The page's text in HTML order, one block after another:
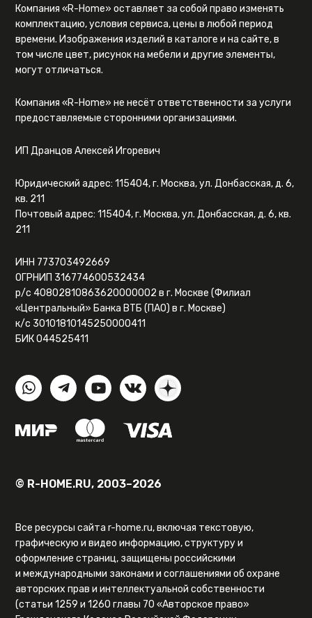
Компания «R-Home» оставляет за собой право изменять
комплектацию, условия сервиса, цены в любой период
времени. Изображения изделий в каталоге и на сайте, в
том числе цвет, рисунок на мебели и другие элементы,
могут отличаться.
Компания «R-Home» не несёт ответственности за услуги
предоставляемые сторонними организациями.
ИП Дранцов Алексей Игоревич
Юридический адрес: 115404, г. Москва, ул. Донбасская, д. 6,
кв. 211
Почтовый адрес: 115404, г. Москва, ул. Донбасская, д. 6, кв.
211
ИНН 773703492669
ОГРНИП 316774600532434
р/с 40802810863620000002 в г. Москве (Филиал
«Центральный» Банка ВТБ (ПАО) в г. Москве)
к/с 30101810145250000411
БИК 044525411
© R-HOME.RU, 2003–2026
Все ресурсы сайта r-home.ru, включая текстовую,
графическую и видео информацию, структуру и
оформление страниц, защищены российскими
и международными законами и соглашениями об охране
авторских прав и интеллектуальной собственности
(статьи 1259 и 1260 главы 70 «Авторское право»